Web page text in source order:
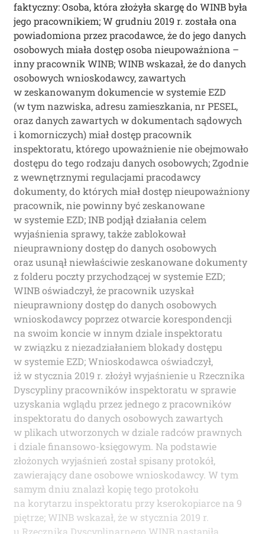
faktyczny: Osoba, która złożyła skargę do WINB była
jego pracownikiem; W grudniu 2019 r. została ona
powiadomiona przez pracodawce, że do jego danych
osobowych miała dostęp osoba nieupoważniona –
inny pracownik WINB; WINB wskazał, że do danych
osobowych wnioskodawcy, zawartych
w zeskanowanym dokumencie w systemie EZD
(w tym nazwiska, adresu zamieszkania, nr PESEL,
oraz danych zawartych w dokumentach sądowych
i komorniczych) miał dostęp pracownik
inspektoratu, którego upoważnienie nie obejmowało
dostępu do tego rodzaju danych osobowych; Zgodnie
z wewnętrznymi regulacjami pracodawcy
dokumenty, do których miał dostęp nieupoważniony
pracownik, nie powinny być zeskanowane
w systemie EZD; INB podjął działania celem
wyjaśnienia sprawy, także zablokował
nieuprawniony dostęp do danych osobowych
oraz usunął niewłaściwie zeskanowane dokumenty
z folderu poczty przychodzącej w systemie EZD;
WINB oświadczył, że pracownik uzyskał
nieuprawniony dostęp do danych osobowych
wnioskodawcy poprzez otwarcie korespondencji
na swoim koncie w innym dziale inspektoratu
w związku z niezadziałaniem blokady dostępu
w systemie EZD; Wnioskodawca oświadczył,
iż w stycznia 2019 r. złożył wyjaśnienie u Rzecznika
Dyscypliny pracowników inspektoratu w sprawie
uzyskania wglądu przez jednego z pracowników
inspektoratu do danych osobowych zawartych
w plikach utworzonych w dziale radców prawnych
i dziale finansowo-księgowym. Na podstawie
złożonych wyjaśnień został spisany protokół,
zawierający dane osobowe wnioskodawcy. W tym
samym dniu znalazł kopię tego protokołu
na korytarzu inspektoratu przy kserokopiarce na 9
piętrze; WINB wskazał, że w stycznia 2019 r.
u Rzecznika Dyscyplinarnego WINB nastąpiła